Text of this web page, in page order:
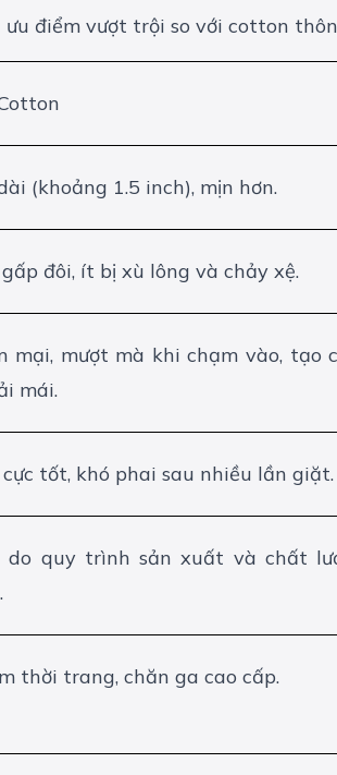
điểm vượt trội so với cotton
(khoảng 1.5 inch), mịn hơn.
đôi, ít bị xù lông và chảy xệ.
mại, mượt mà khi chạm vào, tạo
mái.
tốt, khó phai sau nhiều lần giặt.
do quy trình sản xuất và chất
thời trang, chăn ga cao cấp.